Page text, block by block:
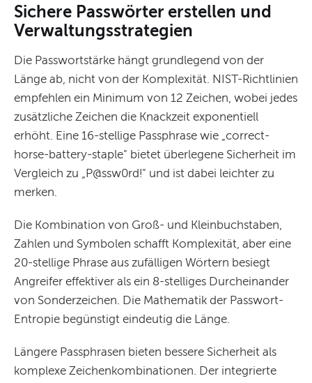
Sichere Passwörter erstellen und
Verwaltungsstrategien
Die Passwortstärke hängt grundlegend von der
Länge ab, nicht von der Komplexität. NIST-Richtlinien
empfehlen ein Minimum von 12 Zeichen, wobei jedes
zusätzliche Zeichen die Knackzeit exponentiell
erhöht. Eine 16-stellige Passphrase wie „correct-
horse-battery-staple" bietet überlegene Sicherheit im
Vergleich zu „P@ssw0rd!" und ist dabei leichter zu
merken.
Die Kombination von Groß- und Kleinbuchstaben,
Zahlen und Symbolen schafft Komplexität, aber eine
20-stellige Phrase aus zufälligen Wörtern besiegt
Angreifer effektiver als ein 8-stelliges Durcheinander
von Sonderzeichen. Die Mathematik der Passwort-
Entropie begünstigt eindeutig die Länge.
Längere Passphrasen bieten bessere Sicherheit als
komplexe Zeichenkombinationen. Der integrierte